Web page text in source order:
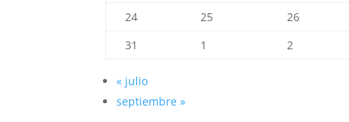
24
25 26
31
1 2
« julio
septiembre»